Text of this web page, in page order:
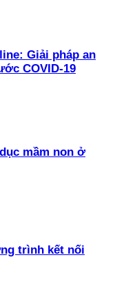
Giải pháp an
COVID-19
mầm non ở
trình kết nối